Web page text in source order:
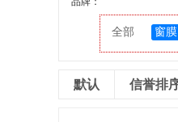
全部 窗膜
默认 信誉排